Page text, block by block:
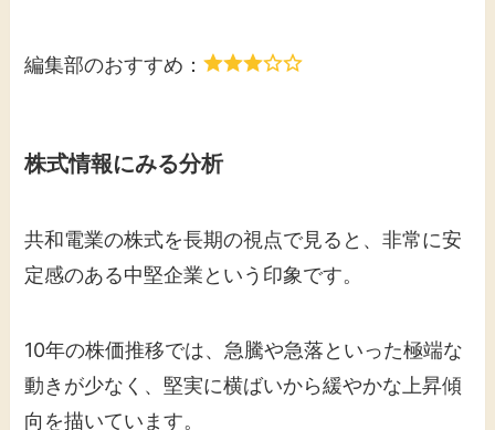
編集部のおすすめ：
株式情報にみる分析
共和電業の株式を長期の視点で見ると、非常に安
定感のある中堅企業という印象です。
10年の株価推移では、急騰や急落といった極端な
動きが少なく、堅実に横ばいから緩やかな上昇傾
向を描いています。